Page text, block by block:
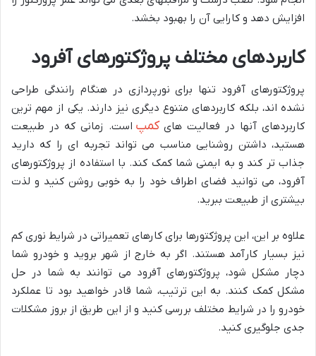
افزایش دهد و کارایی آن را بهبود بخشد.
کاربردهای مختلف پروژکتورهای آفرود
پروژکتورهای آفرود تنها برای نورپردازی در هنگام رانندگی طراحی
نشده اند، بلکه کاربردهای متنوع دیگری نیز دارند. یکی از مهم ترین
کاربردهای آنها در فعالیت هایکمپ است. زمانی که در طبیعت
هستید، داشتن روشنایی مناسب می تواند تجربه ای را که دارید
جذاب تر کند و به ایمنی شما کمک کند. با استفاده از پروژکتورهای
آفرود، می توانید فضای اطراف خود را به خوبی روشن کنید و لذت
بیشتری از طبیعت ببرید.
علاوه بر این، این پروژکتورها برای کارهای تعمیراتی در شرایط نوری کم
نیز بسیار کارآمد هستند. اگر به خارج از شهر بروید و خودرو شما
دچار مشکل شود، پروژکتورهای آفرود می توانند به شما در حل
مشکل کمک کنند. به این ترتیب، شما قادر خواهید بود تا عملکرد
خودرو را در شرایط مختلف بررسی کنید و از این طریق از بروز مشکلات
جدی جلوگیری کنید.